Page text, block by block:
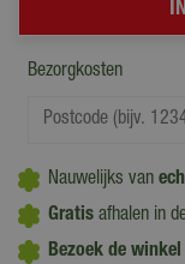
Bezorgkosten
Nauwelijks van
Gratis afhalen in
Bezoek de winkel